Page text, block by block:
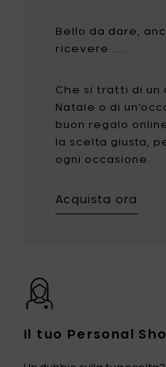
Bello da dare,
ricevere ....
Che si tratti di un
Natale o di
buon regalo
la scelta giusta,
ogni occasione.
Acquista ora
Il tuo Personal